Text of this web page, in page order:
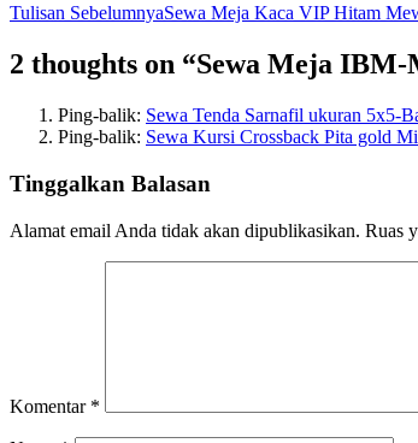
Tulisan SebelumnyaSewa Meja Kaca VIP Hitam
2 thoughts on “Sewa Meja
Ping-balik: Sewa Tenda Sarnafil ukuran 5x5-
Ping-balik: Sewa Kursi Crossback Pita gold
Tinggalkan Balasan
Alamat email Anda tidak akan dipublikasikan. Ruas
Komentar *